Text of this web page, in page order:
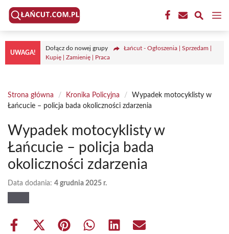
Przejdź
treści
UWAGA!
Dołącz do nowej grupy
Łańcut - Ogłoszenia | Sprzedam |
Kupię | Zamienię | Praca
Strona główna / Kronika Policyjna /
Wypadek motocyklisty w
Łańcucie – policja bada okoliczności zdarzenia
Wypadek motocyklisty w
Łańcucie – policja bada
okoliczności zdarzenia
Data dodania: 4 grudnia 2025 r.
Share
Share Share Share Share Share